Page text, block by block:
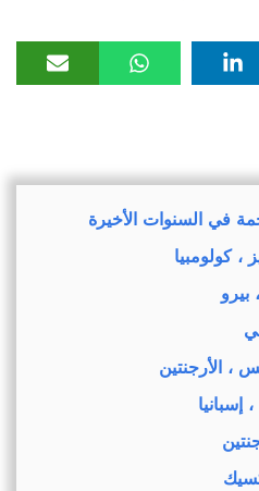
في السنوات الأخيرة
، كولومبيا
الأرجنتين